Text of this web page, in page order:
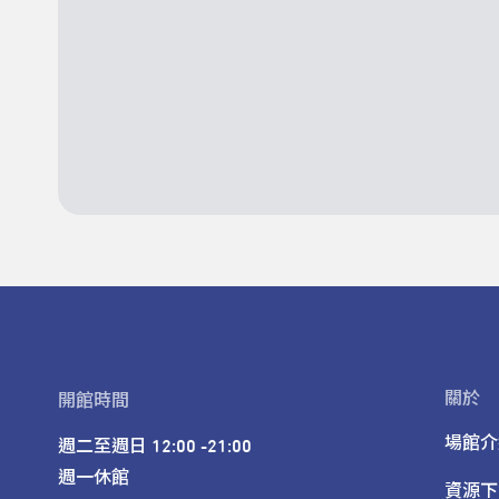
開館時間
週二至週日 12:00 -21:00
週一休館
關於
場館
資源